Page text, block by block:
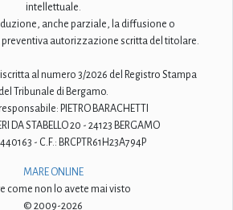
intellettuale.
anche parziale, la diffusione o
preventiva autorizzazione scritta del titolare.
al numero 3/2026 del Registro Stampa
del Tribunale di Bergamo.
PIETRO BARACHETTI
DA STABELLO 20 - 24123 BERGAMO
- C.F.: BRCPTR61H23A794P
MARE ONLINE
come non lo avete mai visto
© 2009-2026